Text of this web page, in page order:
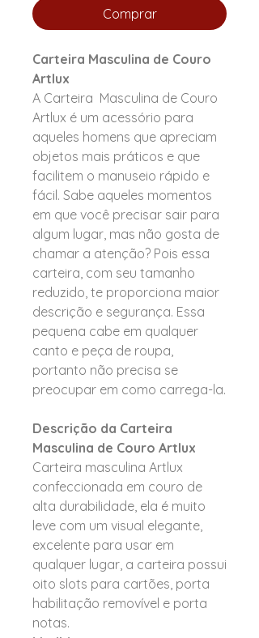
Comprar
Carteira Masculina de Couro
Artlux
A Carteira Masculina de Couro
Artlux é um acessório para
aqueles homens que apreciam
objetos mais práticos e que
facilitem o manuseio rápido e
fácil. Sabe aqueles momentos
em que você precisar sair para
algum lugar, mas não gosta de
chamar a atenção? Pois essa
carteira, com seu tamanho
reduzido, te proporciona maior
descrição e segurança. Essa
pequena cabe em qualquer
canto e peça de roupa,
portanto não precisa se
preocupar em como carrega-la.
Descrição da Carteira
Masculina de Couro Artlux
Carteira masculina Artlux
confeccionada em couro de
alta durabilidade, ela é muito
leve com um visual elegante,
excelente para usar em
qualquer lugar, a carteira possui
oito slots para cartões, porta
habilitação removível e porta
notas.